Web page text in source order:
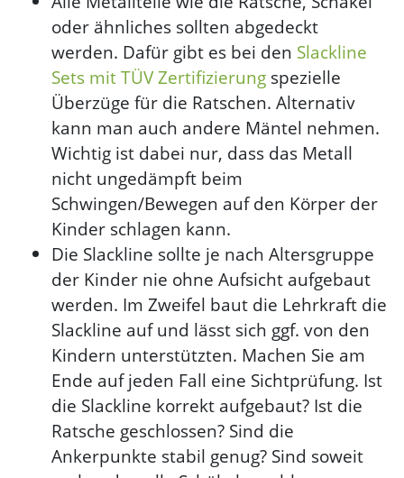
oder ähnliches sollten abgedeckt
werden. Dafür gibt es bei den Slackline
Sets mit TÜV Zertifizierung spezielle
Überzüge für die Ratschen. Alternativ
kann man auch andere Mäntel nehmen.
Wichtig ist dabei nur, dass das Metall
nicht ungedämpft beim
Schwingen/Bewegen auf den Körper der
Kinder schlagen kann.
Die Slackline sollte je nach Altersgruppe
der Kinder nie ohne Aufsicht aufgebaut
werden. Im Zweifel baut die Lehrkraft die
Slackline auf und lässt sich ggf. von den
Kindern unterstützten. Machen Sie am
Ende auf jeden Fall eine Sichtprüfung. Ist
die Slackline korrekt aufgebaut? Ist die
Ratsche geschlossen? Sind die
Ankerpunkte stabil genug? Sind soweit